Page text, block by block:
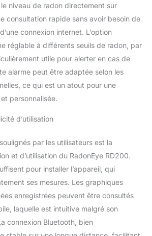
niveau de radon directement sur
consultation rapide sans avoir besoin de
connexion internet. L’option
réglable à différents seuils de radon, par
utile pour alerter en cas de
alarme peut être adaptée selon les
ce qui est un atout pour une
personnalisée.
d’utilisation
par les utilisateurs est la
et d’utilisation du RadonEye RD200.
pour installer l’appareil, qui
ses mesures. Les graphiques
enregistrées peuvent être consultés
laquelle est intuitive malgré son
connexion Bluetooth, bien